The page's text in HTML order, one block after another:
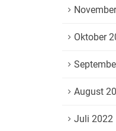
Oktober
August
Juli 2022